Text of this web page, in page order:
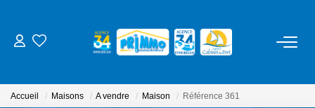
Accueil Maisons A vendre Maison Référence 361